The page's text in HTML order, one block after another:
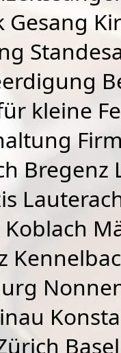
kleine
Bregenz
Koblach